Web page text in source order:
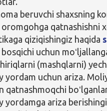
beruvchi shaxsning
qatnashishni
qiziqishingiz haqida
bosqichi uchun
(mashqlarni)
yordam uchun ariza.
qatnashmoqchi
yordamga ariza